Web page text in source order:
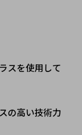
スを使用して
の高い技術力